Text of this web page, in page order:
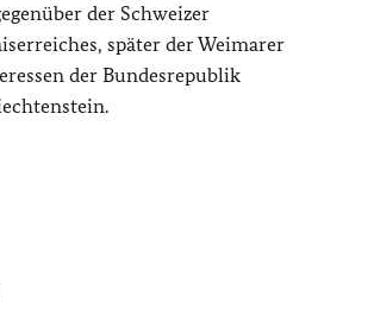
der Schweizer
später der Weimarer
der Bundesrepublik